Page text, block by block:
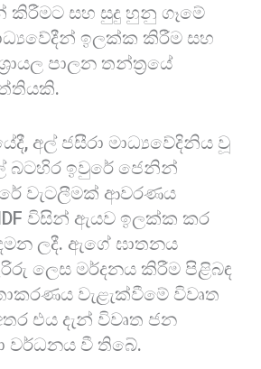
කිරීමට සහ සුදු හුනු ගෑමේ
ඉලක්ක කිරීම සහ
පාලන තන්ත්‍රයේ
අල් ජසීරා මාධ්‍යවේදිනිය වූ
බටහිර ඉවුරේ ජෙනින්
වැටලීමක් ආවරණය
විසින් ඇයව ඉලක්ක කර
ලදී. ඇගේ ඝාතනය
ලෙස මර්දනය කිරීම පිළිබඳ
වැළැක්වීමේ විවෘත
එය දැන් විවෘත ජන
වර්ධනය වී තිබේ.